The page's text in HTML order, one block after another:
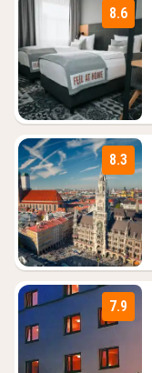
8.6
8.3
7.9